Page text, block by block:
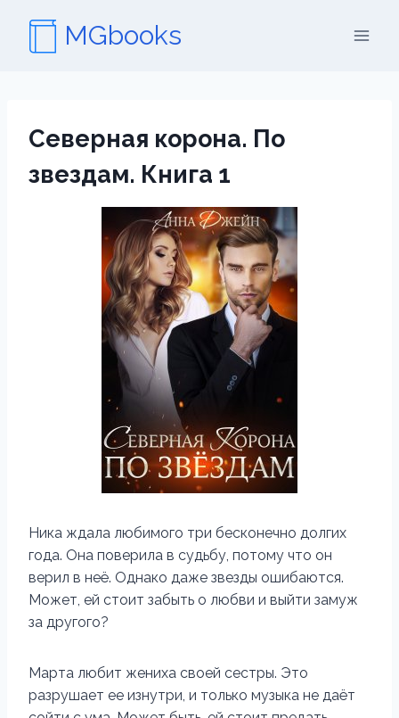
содержимому
MGbooks
Северная корона. По
звездам. Книга 1
Ника ждала любимого три бесконечно долгих
года. Она поверила в судьбу, потому что он
верил в неё. Однако даже звезды ошибаются.
Может, ей стоит забыть о любви и выйти замуж
за другого?
Марта любит жениха своей сестры. Это
разрушает ее изнутри, и только музыка не даёт